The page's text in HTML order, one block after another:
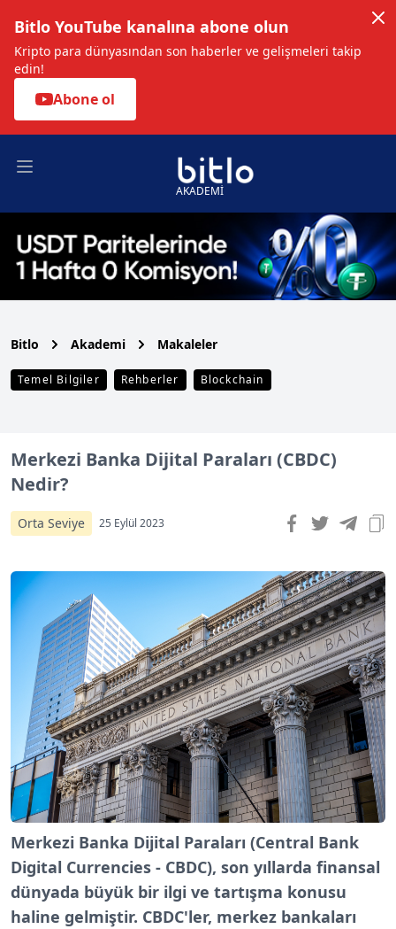
Bitlo YouTube kanalına abone olun
Kripto para dünyasından son haberler ve gelişmeleri takip
edin!
Abone ol
Open main menu
AKADEMİ
Bitlo Akademi Makaleler
Temel Bilgiler Rehberler Blockchain
Merkezi Banka Dijital Paraları (CBDC)
Nedir?
Orta Seviye 25 Eylül 2023
Merkezi Banka Dijital Paraları (Central Bank
Digital Currencies - CBDC), son yıllarda finansal
dünyada büyük bir ilgi ve tartışma konusu
haline gelmiştir. CBDC'ler, merkez bankaları